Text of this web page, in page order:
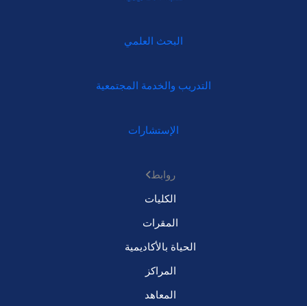
البحث العلمي
التدريب والخدمة المجتمعية
الإستشارات
روابط
الكليات
المقرات
الحياة بالأكاديمية
المراكز
المعاهد